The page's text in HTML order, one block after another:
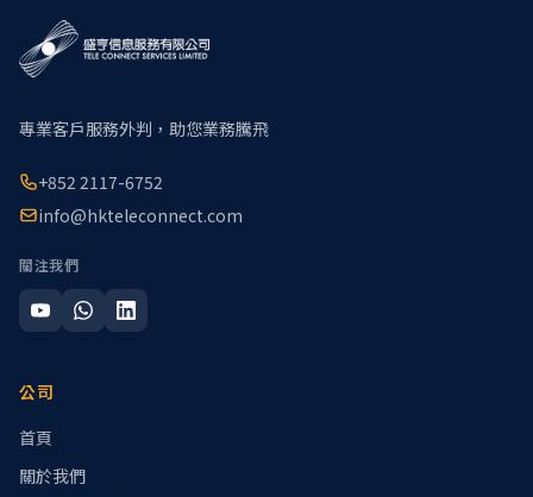
專業客戶服務外判，助您業務騰飛
+852 2117-6752
info@hkteleconnect.com
關注我們
公司
首頁
關於我們